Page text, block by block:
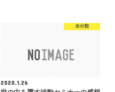
未分類
2020.1.26